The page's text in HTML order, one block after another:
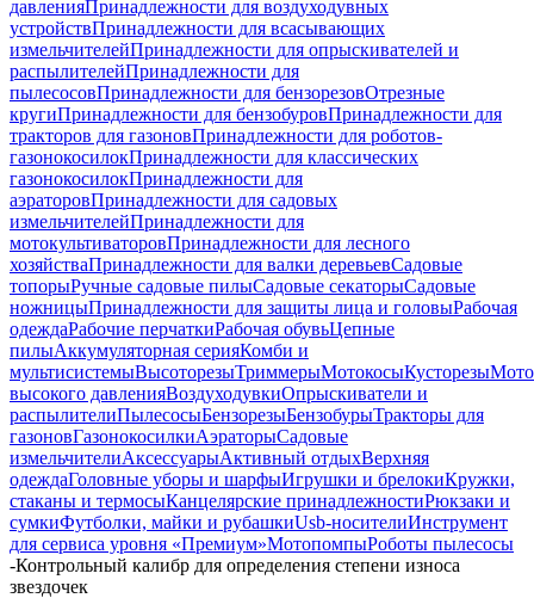
давленияПринадлежности для воздуходувных
устройствПринадлежности для всасывающих
измельчителейПринадлежности для опрыскивателей и
распылителейПринадлежности для
пылесосовПринадлежности для бензорезовОтрезные
кругиПринадлежности для бензобуровПринадлежности для
тракторов для газоновПринадлежности для роботов-
газонокосилокПринадлежности для классических
газонокосилокПринадлежности для
аэраторовПринадлежности для садовых
измельчителейПринадлежности для
мотокультиваторовПринадлежности для лесного
хозяйстваПринадлежности для валки деревьевСадовые
топорыРучные садовые пилыСадовые секаторыСадовые
ножницыПринадлежности для защиты лица и головыРабочая
одеждаРабочие перчаткиРабочая обувьЦепные
пилыАккумуляторная серияКомби и
мультисистемыВысоторезыТриммерыМотокосыКусторезы
высокого давленияВоздуходувкиОпрыскиватели и
распылителиПылесосыБензорезыБензобурыТракторы для
газоновГазонокосилкиАэраторыСадовые
измельчителиАксессуарыАктивный отдыхВерхняя
одеждаГоловные уборы и шарфыИгрушки и брелокиКружки,
стаканы и термосыКанцелярские принадлежностиРюкзаки и
сумкиФутболки, майки и рубашкиUsb-носителиИнструмент
для сервиса уровня «Премиум»МотопомпыРоботы пылесосы
-Контрольный калибр для определения степени износа
звездочек